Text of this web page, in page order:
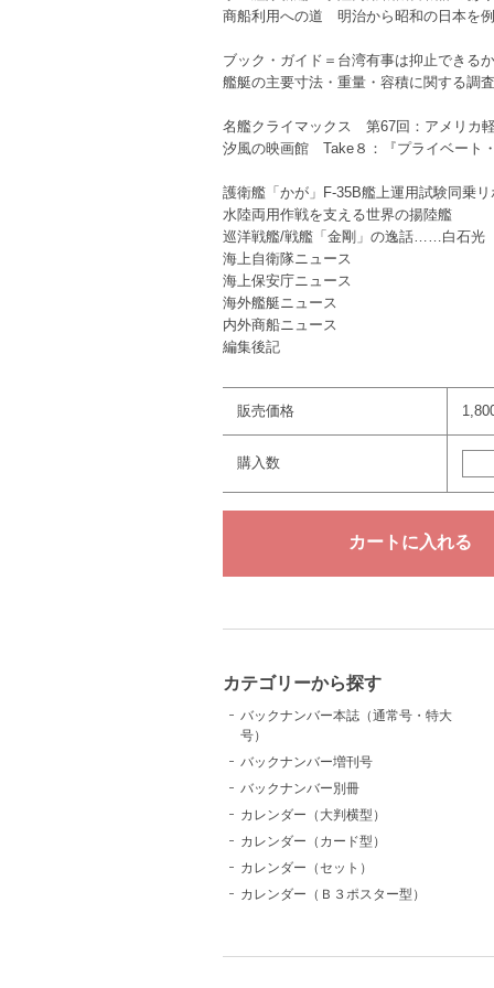
商船利用への道 明治から昭和の日本を
ブック・ガイド＝台湾有事は抑止できる
艦艇の主要寸法・重量・容積に関する
名艦クライマックス 第67回：アメリカ
汐風の映画館 Take８：『プライベート
護衛艦「かが」F-35B艦上運用試験同乗
水陸両用作戦を支える世界の揚陸艦
巡洋戦艦/戦艦「金剛」の逸話……白石光
海上自衛隊ニュース
海上保安庁ニュース
海外艦艇ニュース
内外商船ニュース
編集後記
販売価格
購入数
カテゴリーから探す
バックナンバー本誌（通常号・特大
号）
バックナンバー増刊号
バックナンバー別冊
カレンダー（大判横型）
カレンダー（カード型）
カレンダー（セット）
カレンダー（Ｂ３ポスター型）